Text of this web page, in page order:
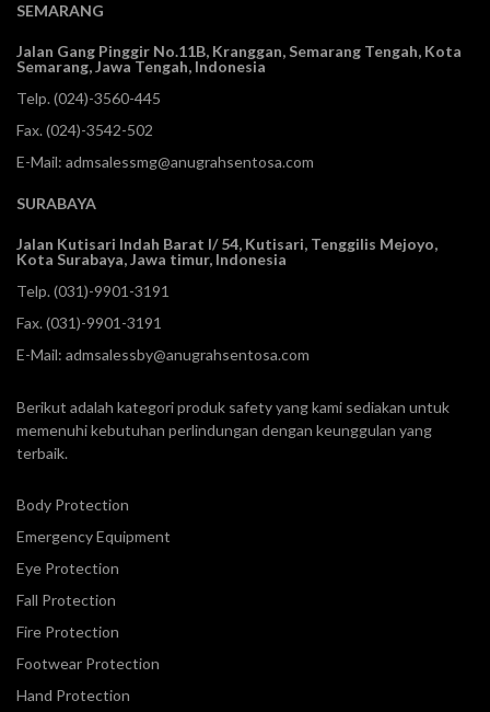
SEMARANG
Jalan Gang Pinggir No.11B, Kranggan,Semarang Tengah, Kota
Semarang, Jawa Tengah, Indonesia
Telp. (024)-3560-445
Fax. (024)-3542-502
E-Mail: admsalessmg@anugrahsentosa.com
SURABAYA
Jalan Kutisari Indah Barat I/ 54, Kutisari, Tenggilis Mejoyo,
Kota Surabaya, Jawa timur, Indonesia
Telp. (031)-9901-3191
Fax. (031)-9901-3191
E-Mail: admsalessby@anugrahsentosa.com
Berikut adalah kategori produk safety yang kami sediakan untuk
memenuhi kebutuhan perlindungan dengan keunggulan yang
terbaik.
Body Protection
Emergency Equipment
Eye Protection
Fall Protection
Fire Protection
Footwear Protection
Hand Protection